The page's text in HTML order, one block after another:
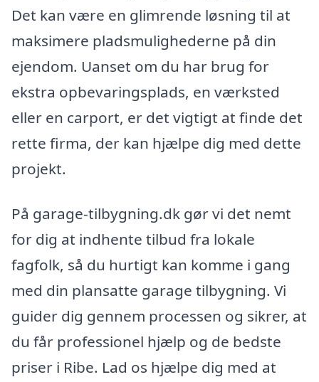
Det kan være en glimrende løsning til at
maksimere pladsmulighederne på din
ejendom. Uanset om du har brug for
ekstra opbevaringsplads, en værksted
eller en carport, er det vigtigt at finde det
rette firma, der kan hjælpe dig med dette
projekt.
På garage-tilbygning.dk gør vi det nemt
for dig at indhente tilbud fra lokale
fagfolk, så du hurtigt kan komme i gang
med din plansatte garage tilbygning. Vi
guider dig gennem processen og sikrer, at
du får professionel hjælp og de bedste
priser i Ribe. Lad os hjælpe dig med at